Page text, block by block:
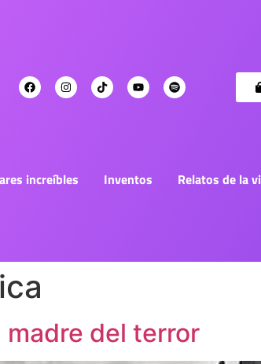
increíbles Inventos Relatos de la
madre del terror